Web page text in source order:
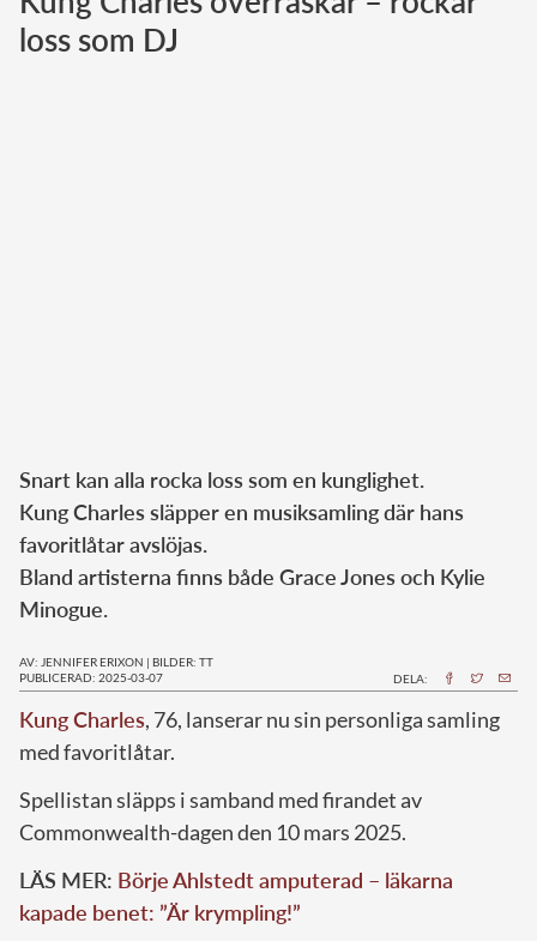
loss som DJ
Snart kan alla rocka loss som en kunglighet.
Kung Charles släpper en musiksamling där hans
favoritlåtar avslöjas.
Bland artisterna finns både Grace Jones och Kylie
Minogue.
AV: JENNIFER ERIXON | BILDER: TT
PUBLICERAD: 2025-03-07
DELA:
Kung Charles, 76, lanserar nu sin personliga samling
med favoritlåtar.
Spellistan släpps i samband med firandet av
Commonwealth-dagen den 10 mars 2025.
LÄS MER: Börje Ahlstedt amputerad – läkarna
kapade benet: ”Är krympling!”